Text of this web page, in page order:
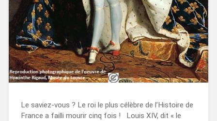
Le saviez-vous ? Le roi le plus célèbre de l’Histoire de
France a failli mourir cinq fois ! Louis XIV, dit « le